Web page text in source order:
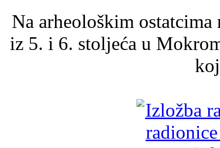
Na arheološkim
iz 5. i 6. stoljeća u